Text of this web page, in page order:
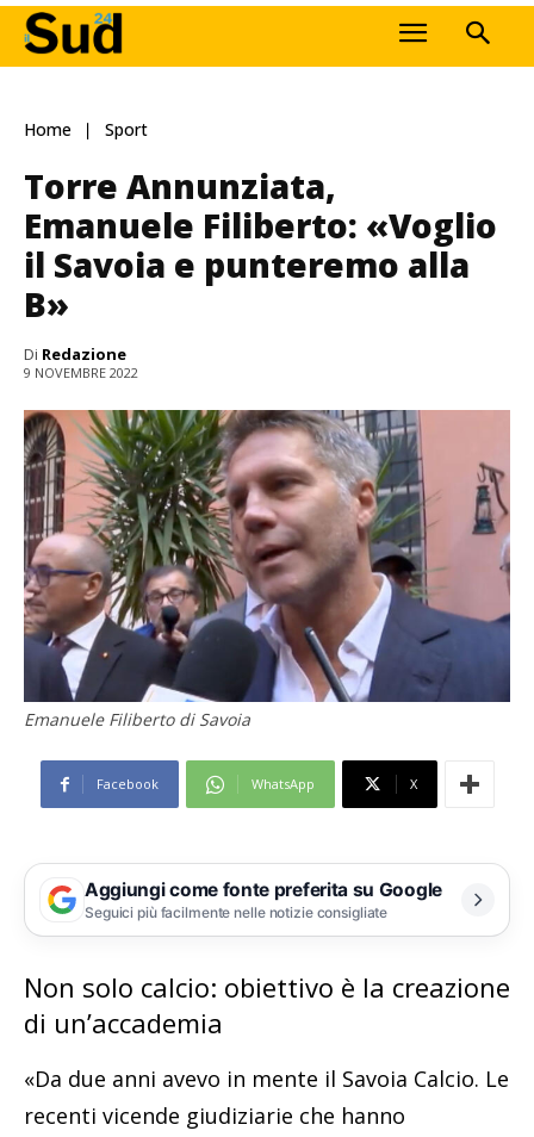
Home Sport
Torre Annunziata,
Emanuele Filiberto: «Voglio
il Savoia e punteremo alla
B»
Di Redazione
9 NOVEMBRE 2022
Emanuele Filiberto di Savoia
Facebook WhatsApp X
Aggiungi come fonte preferita su Google
Seguici più facilmente nelle notizie consigliate
Non solo calcio: obiettivo è la creazione
di un’accademia
«Da due anni avevo in mente il Savoia Calcio. Le
recenti vicende giudiziarie che hanno